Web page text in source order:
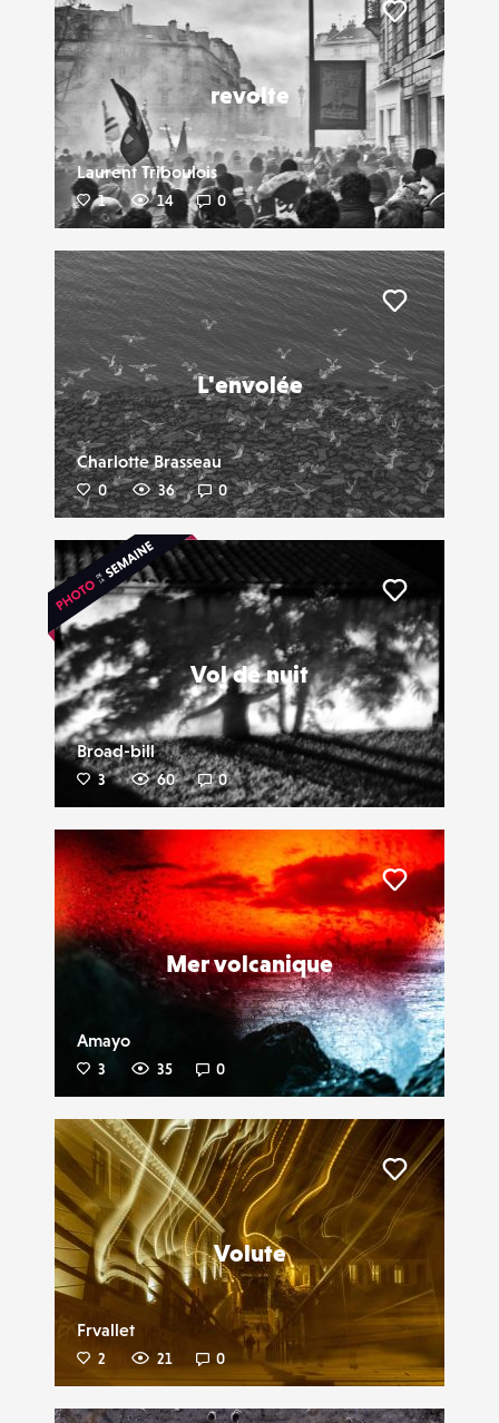
revolte
Laurent Triboulois
1 14 0
Liker
L'envolée
Charlotte Brasseau
0 36 0
Vol de nuit
Broad-bill
3 60 0
Liker
Mer volcanique
Amayo
3 35 0
Volute
Frvallet
2 21 0